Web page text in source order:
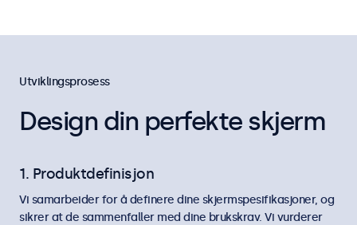
Utviklingsprosess
Design din perfekte skjerm
1. Produktdefinisjon
Vi samarbeider for å definere dine skjermspesifikasjoner, og
sikrer at de sammenfaller med dine brukskrav. Vi vurderer